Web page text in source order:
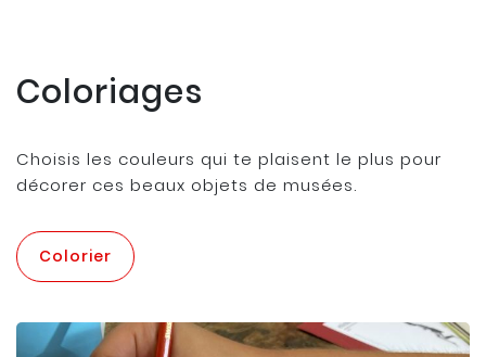
Coloriages
Choisis les couleurs qui te plaisent le plus pour
décorer ces beaux objets de musées.
Colorier